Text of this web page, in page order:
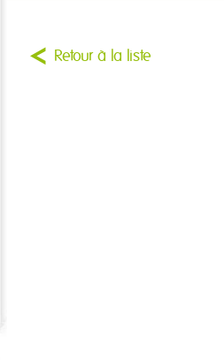
Retour à la liste